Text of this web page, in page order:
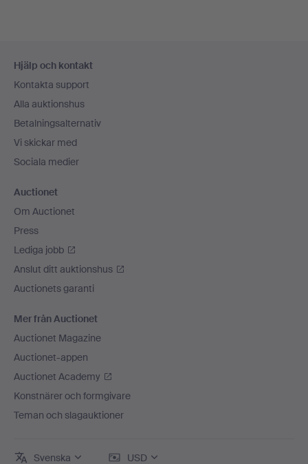
Hjälp och kontakt
Kontakta support
Alla auktionshus
Betalningsalternativ
Vi skickar med
Sociala medier
Auctionet
Om Auctionet
Press
Lediga jobb
Anslut ditt auktionshus
Auctionets garanti
Mer från Auctionet
Auctionet Magazine
Auctionet-appen
Auctionet Academy
Konstnärer och formgivare
Teman och slagauktioner
Svenska USD